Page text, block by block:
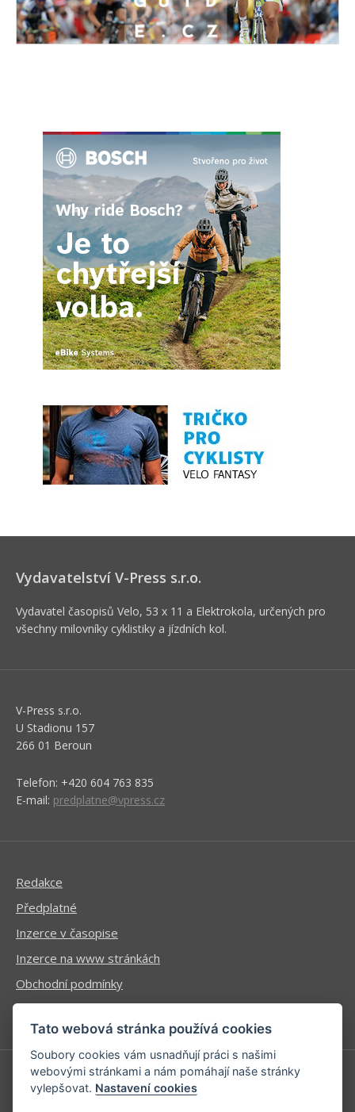
Vydavatelství V-Press s.r.o.
Vydavatel časopisů Velo, 53 x 11 a Elektrokola, určených pro
všechny milovníky cyklistiky a jízdních kol.
V-Press s.r.o.
U Stadionu 157
266 01 Beroun
Telefon: +420 604 763 835
E-mail: predplatne@vpress.cz
Redakce
Předplatné
Inzerce v časopise
Inzerce na www stránkách
Obchodní podmínky
Ochrana osobních údajů
Příhlášení | Registrace
Tato webová stránka používá cookies
Soubory cookies vám usnadňují práci s našimi
webovými stránkami a nám pomáhají naše stránky
vylepšovat. Nastavení cookies